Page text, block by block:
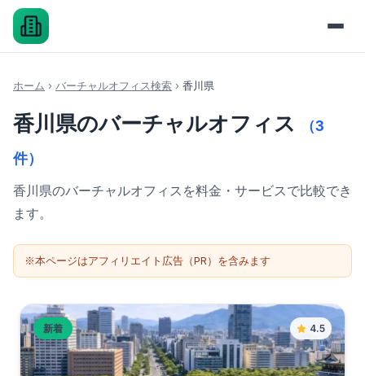
ホーム › バーチャルオフィス検索 › 香川県
香川県のバーチャルオフィス
（3
件）
香川県のバーチャルオフィスを料金・サービスで比較でき
ます。
※本ページはアフィリエイト広告（PR）を含みます
新着 4.5